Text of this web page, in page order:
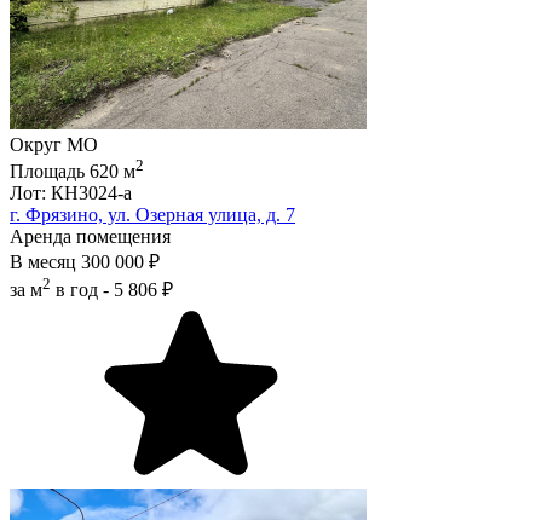
Округ МО
Площадь 620 м2
Лот: КН3024-a
г. Фрязино, ул. Озерная улица, д. 7
Аренда помещения
В месяц 300 000 ₽
за м2 в год - 5 806 ₽